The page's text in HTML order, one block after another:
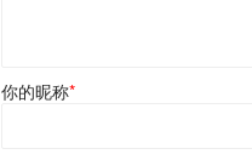
你的昵称*